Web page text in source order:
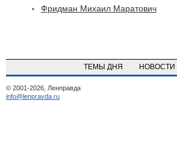
Фридман Михаил Маратович
ТЕМЫ ДНЯ НОВОСТИ
© 2001-2026, Ленправда
info@lenpravda.ru